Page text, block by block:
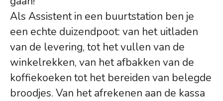
Als Assistent in een buurtstation ben je
een echte duizendpoot: van het uitladen
van de levering, tot het vullen van de
winkelrekken, van het afbakken van de
koffiekoeken tot het bereiden van belegde
broodjes. Van het afrekenen aan de kassa